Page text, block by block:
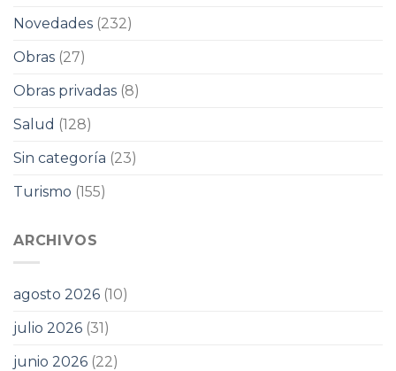
Novedades (232)
Obras (27)
Obras privadas (8)
Salud (128)
Sin categoría (23)
Turismo (155)
ARCHIVOS
agosto 2026 (10)
julio 2026 (31)
junio 2026 (22)